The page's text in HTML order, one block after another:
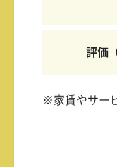
評価
※家賃やサー